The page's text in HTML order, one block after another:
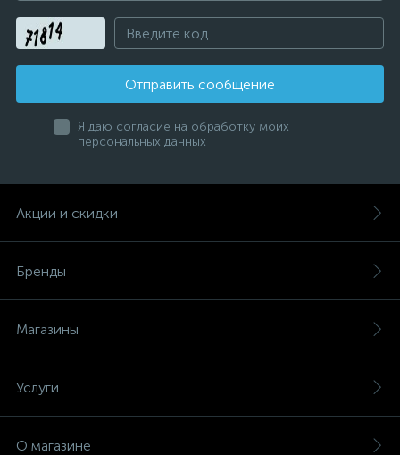
Отправить сообщение
Я даю согласие на обработку моих
персональных данных
Акции и скидки
Бренды
Магазины
Услуги
О магазине